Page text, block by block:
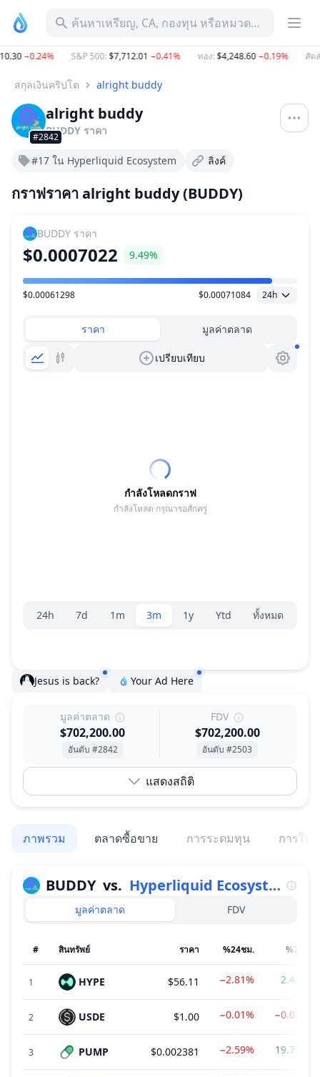
ค้นหาเหรียญ, CA, กองทุน หรือหมวดหมู่
−0.24% S&P 500:$7,712.01−0.41% ทอง:$4,248.60−0.19% สัด
สกุลเงินคริปโต alright buddy
#2842
alright buddy
BUDDY ราคา
#17 ใน Hyperliquid Ecosystem ลิงค์
กราฟราคา alright buddy (BUDDY)
BUDDY ราคา
$0.0007022 9.49%
ช่วงราคา
$0.00061298 $0.00071084 24h
ราคา มูลค่าตลาด
เปรียบเทียบ
กำลังโหลดกราฟ
กำลังโหลด กรุณารอสักครู่
ตัวเลือกระยะ
24h 7d 1m 3m 1y Ytd ทั้งหมด
Jesus is back? Your Ad Here
มูลค่าตลาด
$702,200.00
อันดับ #2842
FDV
$702,200.00
อันดับ #2503
แสดงสถิติ
ภาพรวม ตลาดซื้อขาย การระดมทุน การให้
BUDDYvs. Hyperliquid Ecosystem
มูลค่าตลาด FDV
# สินทรัพย์ ราคา %24ชม. %7วัน
1 HYPE $56.11 −2.81% 2.41%
2 USDE $1.00 −0.01% −0.03%
3 PUMP $0.002381 −2.59% 19.79%